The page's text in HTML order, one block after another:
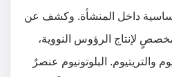
داخل المنشأة. وكشف عن
لإنتاج الرؤوس النووية،
والتريتيوم. البلوتونيوم عنصرٌ